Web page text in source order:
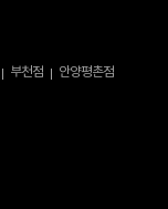
부천점 안양평촌점